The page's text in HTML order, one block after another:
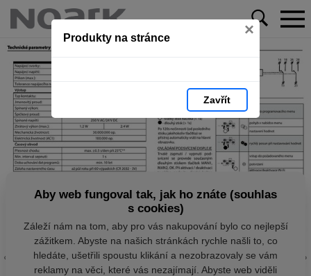
Produkty na stránce ×
Zavřít
Aby web fungoval tak, jak ho znáte (souhlas
s cookies)
Záleží nám na tom, aby pro vás nakupování bylo co nejlepší
zážitkem. Abyste na našich stránkách rychle našli to, co
hledáte, ušetřili spoustu klikání a nezobrazovaly se vám
reklamy na věci, které vás nezajímají. Abyste web viděli